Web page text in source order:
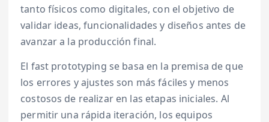
tanto físicos como digitales, con el objetivo de
validar ideas, funcionalidades y diseños antes de
avanzar a la producción final.
El fast prototyping se basa en la premisa de que
los errores y ajustes son más fáciles y menos
costosos de realizar en las etapas iniciales. Al
permitir una rápida iteración, los equipos